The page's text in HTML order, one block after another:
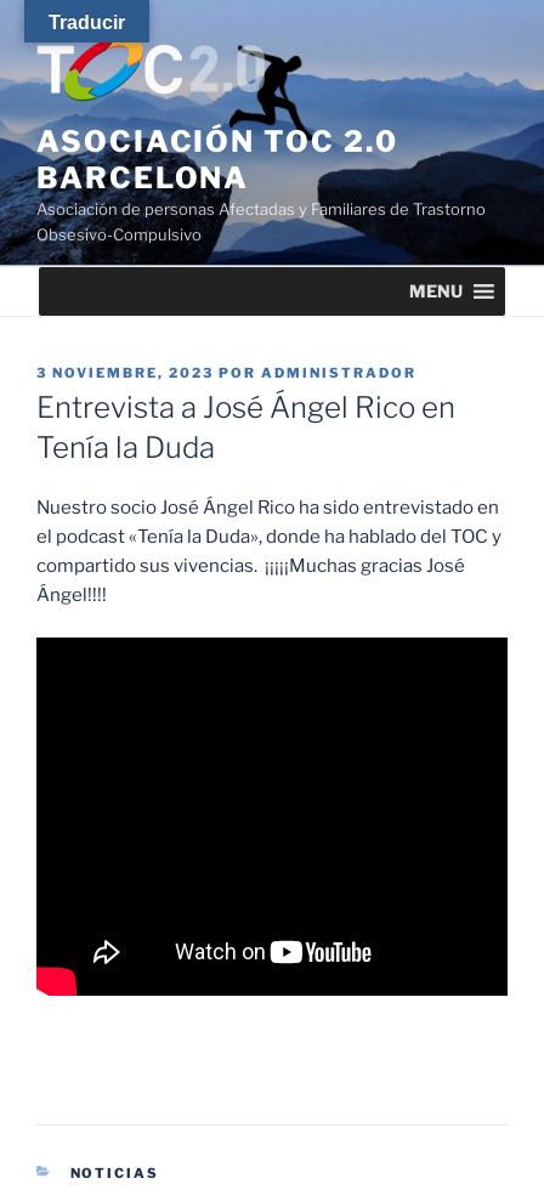
Saltar
contenido
ASOCIACIÓN TOC 2.0
BARCELONA
Asociación de personas Afectadas y Familiares de Trastorno
Obsesivo-Compulsivo
MENU
PUBLICADO
EL
3 NOVIEMBRE, 2023 POR ADMINISTRADOR
Entrevista a José Ángel Rico en
Tenía la Duda
Nuestro socioJosé Ángel Rico ha sido entrevistado en
el podcast «Tenía la Duda», donde ha hablado del TOC y
compartido sus vivencias. ¡¡¡¡¡Muchas gracias José
Ángel!!!!
CATEGORÍAS
NOTICIAS
Traducir